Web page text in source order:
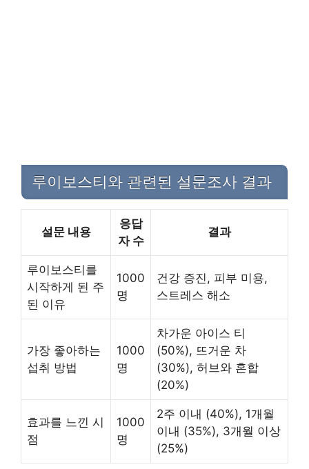
루이보스티와 관련된 설문조사 결과
설문 내용
응답
자 수
결과
루이보스티를
시작하게 된 주
된 이유
1000
명
건강 증진, 피부 미용,
스트레스 해소
가장 좋아하는
섭취 방법
1000
명
차가운 아이스 티
(50%), 뜨거운 차
(30%), 허브와 혼합
(20%)
효과를 느낀 시
점
1000
명
2주 이내 (40%), 1개월
이내 (35%), 3개월 이상
(25%)